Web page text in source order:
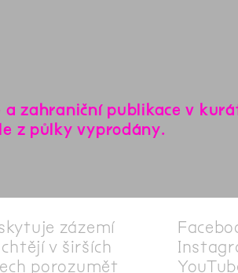
a zahraniční publikace v
z půlky vyprodány.
zázemí
v širších
porozumět